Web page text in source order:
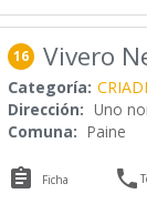
16 Vivero
Categoría:
Dirección: Uno
Comuna: Paine
 Ficha 